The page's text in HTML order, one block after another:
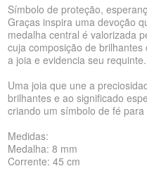
Símbolo de proteção,
Graças inspira uma devoção
medalha central é valorizada
cuja composição de
a joia e evidencia seu requinte.
Uma joia que une a
brilhantes e ao significado
criando um símbolo de fé para
Medidas:
Medalha: 8 mm
Corrente: 45 cm